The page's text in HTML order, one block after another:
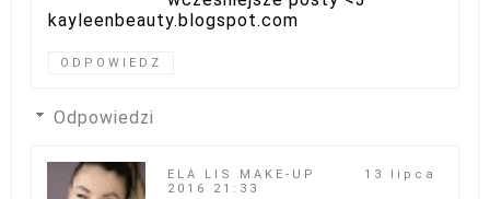
kayleenbeauty.blogspot.com
ODPOWIEDZ
Odpowiedzi
ELA LIS MAKE-UP
13 lipca
2016 21:33